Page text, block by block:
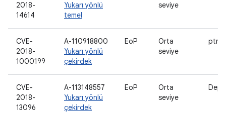
2018-
14614
Yukarı yönlü
temel
seviye
CVE-
2018-
1000199
A-110918800
Yukarı yönlü
çekirdek
EoP
Orta
seviye
CVE-
2018-
13096
A-113148557
Yukarı yönlü
çekirdek
EoP
Orta
seviye